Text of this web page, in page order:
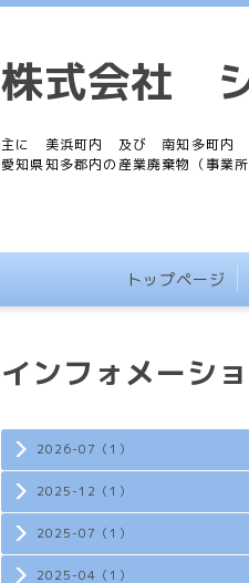
株式会社
主に 美浜町内 及び 南知多町内
愛知県知多郡内の産業廃棄物（事業
トップページ
2026-07（1）
2025-12（1）
2025-07（1）
2025-04（1）
インフォメーシ